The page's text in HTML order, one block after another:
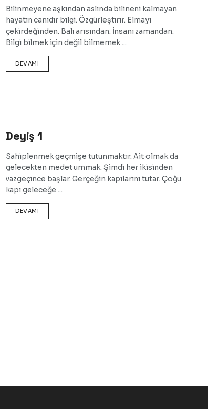
Bilinmeyene aşkından aslında bilineni kalmayan
hayatın canıdır bilgi. Özgürleştirir. Elmayı
çekirdeğinden. Balı arısından. İnsanı zamandan.
Bilgi bilmek için değil bilmemek ...
DEVAMI
Deyiş 1
Sahiplenmek geçmişe tutunmaktır. Ait olmak da
gelecekten medet ummak. Şimdi her ikisinden
vazgeçince başlar. Gerçeğin kapılarını tutar. Çoğu
kapı geleceğe ...
DEVAMI